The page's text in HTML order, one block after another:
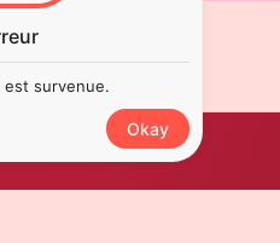
survenue.
Okay